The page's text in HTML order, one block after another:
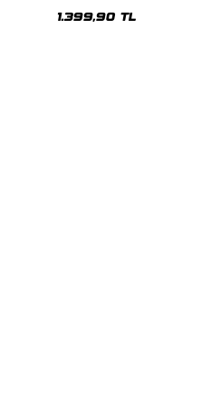
1.399,90 TL